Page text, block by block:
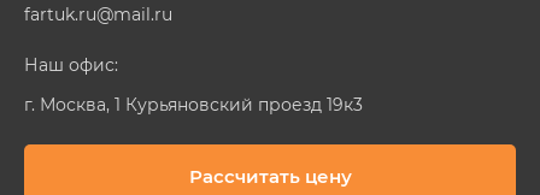
fartuk.ru@mail.ru
Наш офис:
г. Москва, 1 Курьяновский проезд 19к3
Рассчитать цену